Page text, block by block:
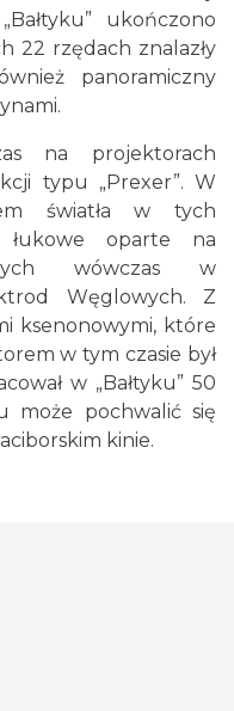
ukończono
22 rzędach znalazły
panoramiczny
na projektorach
typu „Prexer”. W
światła w tych
łukowe oparte na
wówczas w
Węglowych. Z
ksenonowymi, które
w tym czasie był
w „Bałtyku” 50
może pochwalić się
kinie.